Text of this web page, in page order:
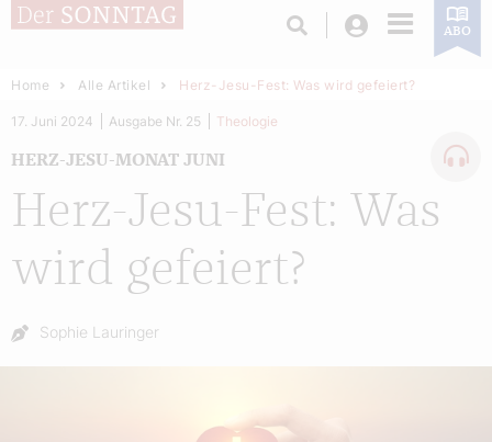
Login ABO
Home Alle Artikel Herz-Jesu-Fest: Was wird gefeiert?
Herz-Jesu-Fest: Was
wird gefeiert?
HERZ-JESU-MONAT JUNI
17. Juni 2024 Ausgabe Nr. 25 Theologie
Autor:
Sophie Lauringer